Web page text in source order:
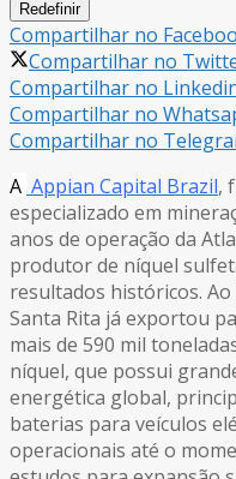
Redefinir
Compartilhar no
Compartilhar no
Compartilhar no
Compartilhar no
Compartilhar no
A Appian Capital Brazil,
especializado em
anos de operação da
produtor de níquel
resultados históricos.
Santa Rita já exportou
mais de 590 mil
níquel, que possui
energética global,
baterias para veículos
operacionais até o